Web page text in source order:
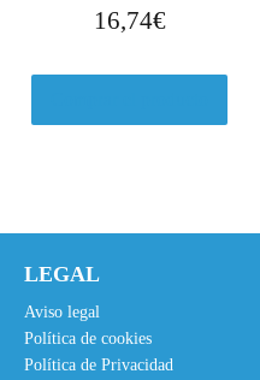
16,74€
LEGAL
Aviso legal
Política de cookies
Política de Privacidad